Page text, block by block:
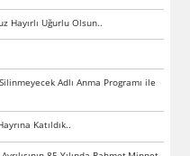
Hayırlı Uğurlu Olsun..
Adlı Anma Programı ile
Katıldık..